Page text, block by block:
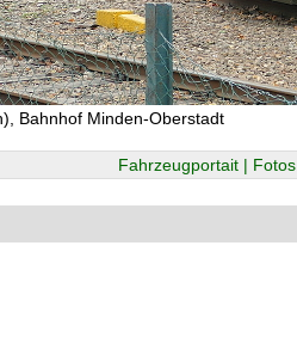
Bahnhof Minden-Oberstadt
Fahrzeugportait | Fotos